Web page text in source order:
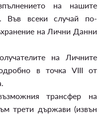
на нашите
Във всеки случай по-
на Лични Данни
на Личните
в точка VIII от
трансфер на
трети държави (извън